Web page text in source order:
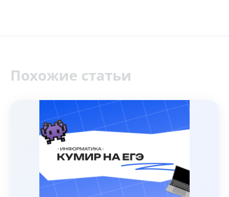
Похожие статьи